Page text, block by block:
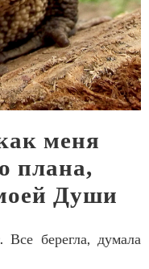
меня
плана,
Души
Все берегла, думала